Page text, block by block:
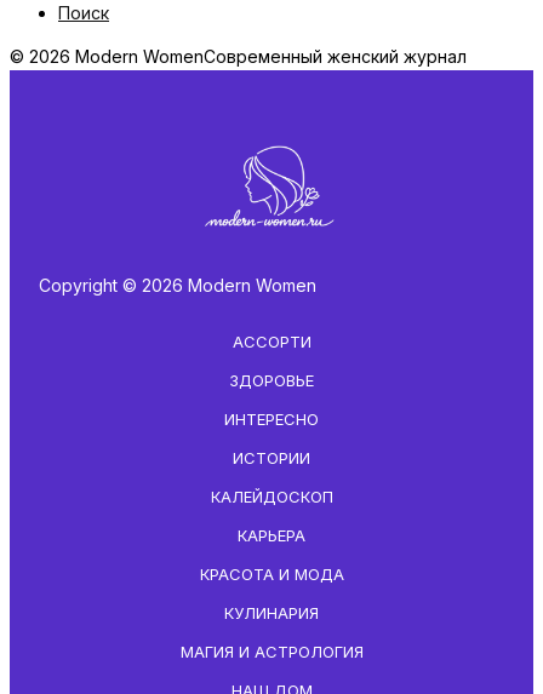
Поиск
© 2026 Modern WomenСовременный женский журнал
Copyright © 2026 Modern Women
АССОРТИ
ЗДОРОВЬЕ
ИНТЕРЕСНО
ИСТОРИИ
КАЛЕЙДОСКОП
КАРЬЕРА
КРАСОТА И МОДА
КУЛИНАРИЯ
МАГИЯ И АСТРОЛОГИЯ
НАШ ДОМ